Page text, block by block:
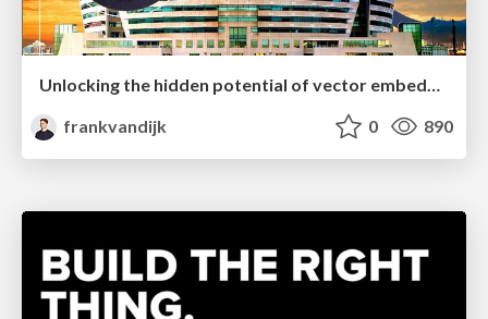
Unlocking the hidden potential of vector embeddings in international SEO
frankvandijk
0 890